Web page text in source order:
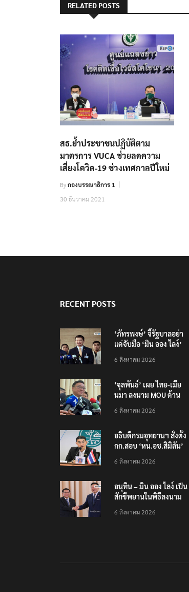
RELATED POSTS
สธ.ย้ำประชาชนปฏิบัติตาม
มาตรการ VUCA ช่วยลดความ
เสี่ยงโควิด-19 ช่วงเทศกาลปีใหม่
Byกองบรรณาธิการ 1
30 ธันวาคม 2021
RECENT POSTS
‘ภัทรพงษ์’ จี้รัฐบาลอย่า
แค่จับมือ ‘มิน ออง ไลง์’
ข้ามแดน
6 สิงหาคม 2026
‘จุลพันธ์’ เผย ไทย-เมีย
นมา ลงนาม MOU ด้าน
กรอบความร่วมมือ 5 ปี
6 สิงหาคม 2026
อธิบดีกรมอุทยานฯ​ สั่งตั้ง
กก.สอบ ‘หน.อช.สิมิลัน’
แรมฝ่าฝืนประกาศฯ
6 สิงหาคม 2026
อนุทิน – มิน ออง ไลง์ เป็น
สักขีพยานในพิธีลงนาม
มือแรงงาน-คุณภาพน้ำ-
6 สิงหาคม 2026